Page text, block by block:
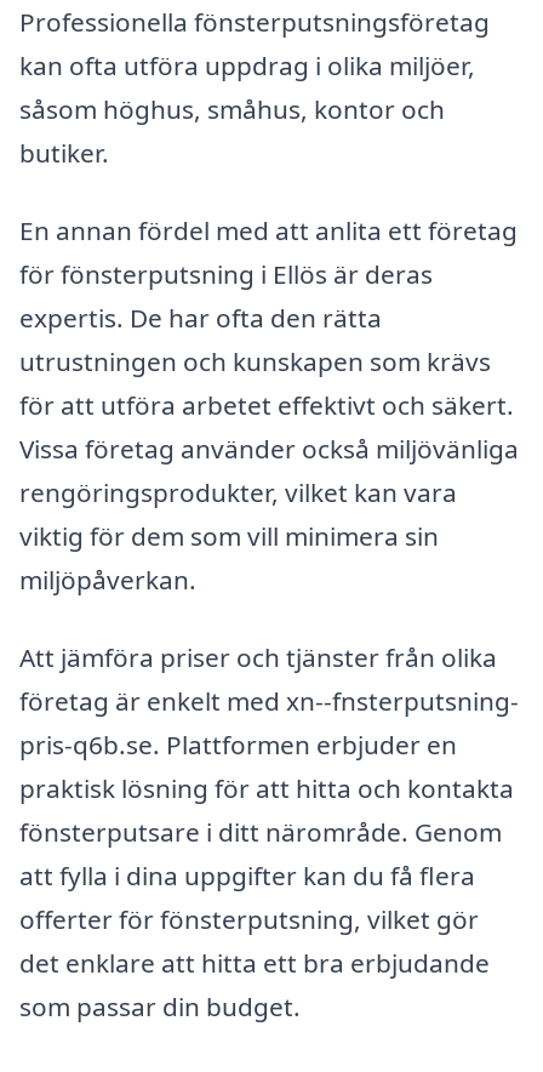
Professionella fönsterputsningsföretag
kan ofta utföra uppdrag i olika miljöer,
såsom höghus, småhus, kontor och
butiker.
En annan fördel med att anlita ett företag
för fönsterputsning i Ellös är deras
expertis. De har ofta den rätta
utrustningen och kunskapen som krävs
för att utföra arbetet effektivt och säkert.
Vissa företag använder också miljövänliga
rengöringsprodukter, vilket kan vara
viktig för dem som vill minimera sin
miljöpåverkan.
Att jämföra priser och tjänster från olika
företag är enkelt med xn--fnsterputsning-
pris-q6b.se. Plattformen erbjuder en
praktisk lösning för att hitta och kontakta
fönsterputsare i ditt närområde. Genom
att fylla i dina uppgifter kan du få flera
offerter för fönsterputsning, vilket gör
det enklare att hitta ett bra erbjudande
som passar din budget.